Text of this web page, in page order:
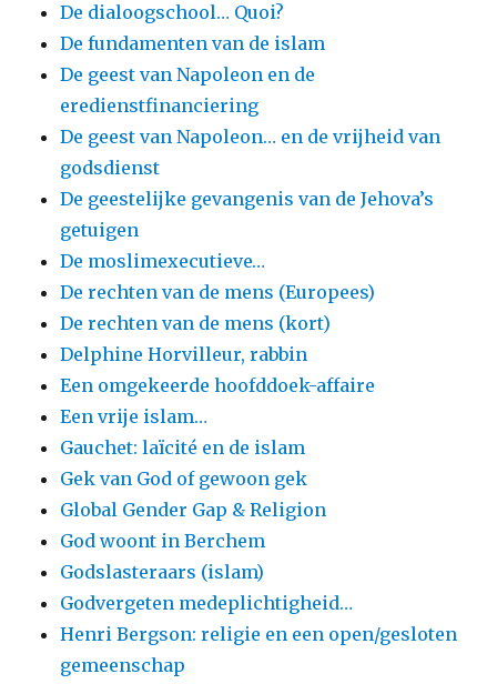
De dialoogschool… Quoi?
De fundamenten van de islam
De geest van Napoleon en de
eredienstfinanciering
De geest van Napoleon… en de vrijheid van
godsdienst
De geestelijke gevangenis van de Jehova’s
getuigen
De moslimexecutieve…
De rechten van de mens (Europees)
De rechten van de mens (kort)
Delphine Horvilleur, rabbin
Een omgekeerde hoofddoek-affaire
Een vrije islam…
Gauchet: laïcité en de islam
Gek van God of gewoon gek
Global Gender Gap & Religion
God woont in Berchem
Godslasteraars (islam)
Godvergeten medeplichtigheid…
Henri Bergson: religie en een open/gesloten
gemeenschap